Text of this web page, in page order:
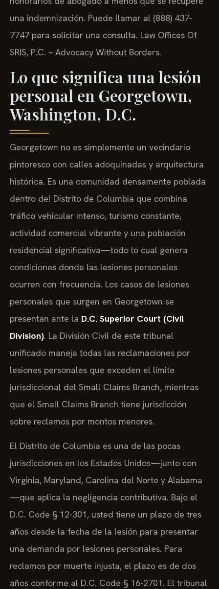
una indemnización. Puede llamar al (888) 437-
7747 para solicitar una consulta. Law Offices Of
SRIS, P.C. – Advocacy Without Borders.
Lo que significa una lesión
personal en Georgetown,
Washington, D.C.
Georgetown no es simplemente un vecindario
pintoresco con calles adoquinadas y arquitectura
histórica. Es una comunidad densamente poblada
dentro del Distrito de Columbia que combina
tráfico vehicular intenso, turismo constante,
actividad comercial vibrante y una población
residencial significativa—todo lo cual genera
condiciones donde las lesiones personales
ocurren con frecuencia. Los casos de lesiones
personales que surgen en Georgetown se
presentan ante la D.C. Superior Court (Civil
Division). La División Civil de este tribunal
unificado maneja todas las reclamaciones por
lesiones personales que exceden el límite
jurisdiccional del Small Claims Branch, mientras
que el Small Claims Branch tiene jurisdicción
sobre reclamos por montos menores.
El Distrito de Columbia es una de las pocas
jurisdicciones en los Estados Unidos—junto con
Virginia, Maryland, Carolina del Norte y Alabama
—que aplica la negligencia contributiva. Bajo el
D.C. Code § 12-301, usted tiene un plazo de tres
años desde la fecha de la lesión para presentar
una demanda por lesiones personales. Para
reclamos por muerte injusta, el plazo es de dos
años conforme al D.C. Code § 16-2701. El tribunal